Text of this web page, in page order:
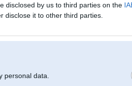
disclosed by us to third parties on the
disclose it to other third parties.
personal data.
novērst defektus. No dažām detaļām (spārns,